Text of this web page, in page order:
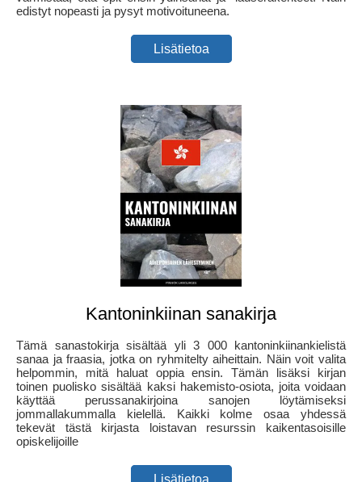
edistyt nopeasti ja pysyt motivoituneena.
Lisätietoa
Kantoninkiinan sanakirja
Tämä sanastokirja sisältää yli 3 000 kantoninkiinankielistä
sanaa ja fraasia, jotka on ryhmitelty aiheittain. Näin voit valita
helpommin, mitä haluat oppia ensin. Tämän lisäksi kirjan
toinen puolisko sisältää kaksi hakemisto-osiota, joita voidaan
käyttää perussanakirjoina sanojen löytämiseksi
jommallakummalla kielellä. Kaikki kolme osaa yhdessä
tekevät tästä kirjasta loistavan resurssin kaikentasoisille
opiskelijoille
Lisätietoa